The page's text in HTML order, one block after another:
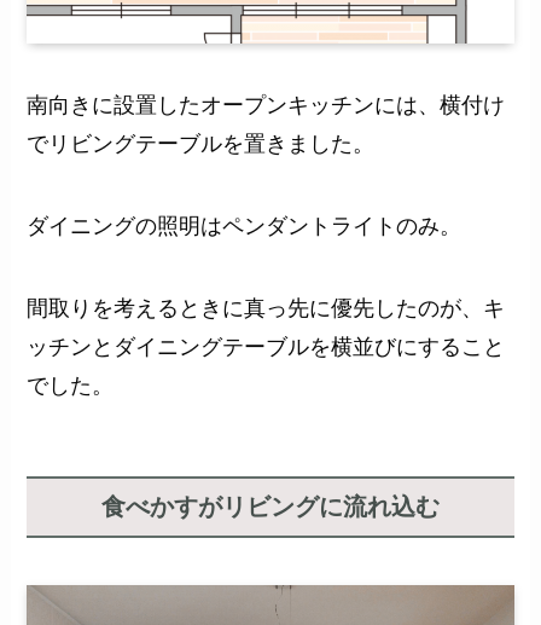
南向きに設置したオープンキッチンには、横付け
でリビングテーブルを置きました。
ダイニングの照明はペンダントライトのみ。
間取りを考えるときに真っ先に優先したのが、キ
ッチンとダイニングテーブルを横並びにすること
でした。
食べかすがリビングに流れ込む